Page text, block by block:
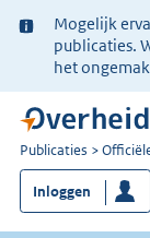
Ter
informatie:
Mogelijk
publicaties.
het
U
bent
nu
hier:
Publicaties
Inloggen